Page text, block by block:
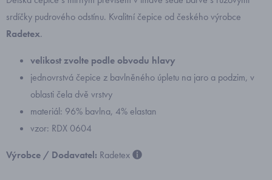
srdíčky pudrového odstínu. Kvalitní čepice od českého výrobce
Radetex.
velikost zvolte podle obvodu hlavy
jednovrstvá čepice z bavlněného úpletu na jaro a podzim, v
oblasti čela dvě vrstvy
materiál: 96% bavlna, 4% elastan
vzor: RDX 0604
Výrobce / Dodavatel: Radetex